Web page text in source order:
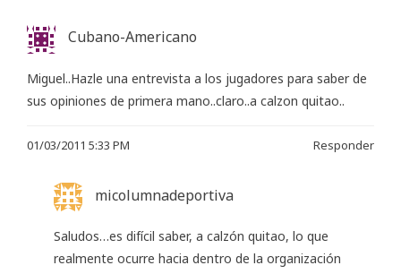
Cubano-Americano
Miguel..Hazle una entrevista a los jugadores para saber de
sus opiniones de primera mano..claro..a calzon quitao..
01/03/2011 5:33 PM Responder
micolumnadeportiva
Saludos…es difícil saber, a calzón quitao, lo que
realmente ocurre hacia dentro de la organización